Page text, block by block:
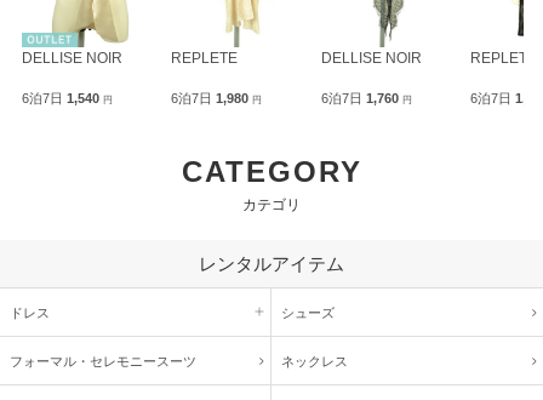
DELLISE NOIR
6泊7日 1,540 円
REPLETE
6泊7日1,980円
DELLISE NOIR
6泊7日 1,760 円
REPLETE
6泊7日
CATEGORY
カテゴリ
レンタルアイテム
ドレス シューズ
フォーマル・ セレモニースーツ ネックレス